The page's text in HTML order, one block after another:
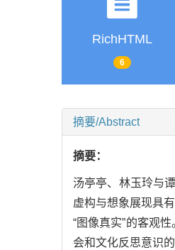
RichHTML
6
摘要/Abstract
摘要：
汤亭亭、林玉玲与
虚构与想象展现具
“图像真实”的客观
会和文化反思意识的